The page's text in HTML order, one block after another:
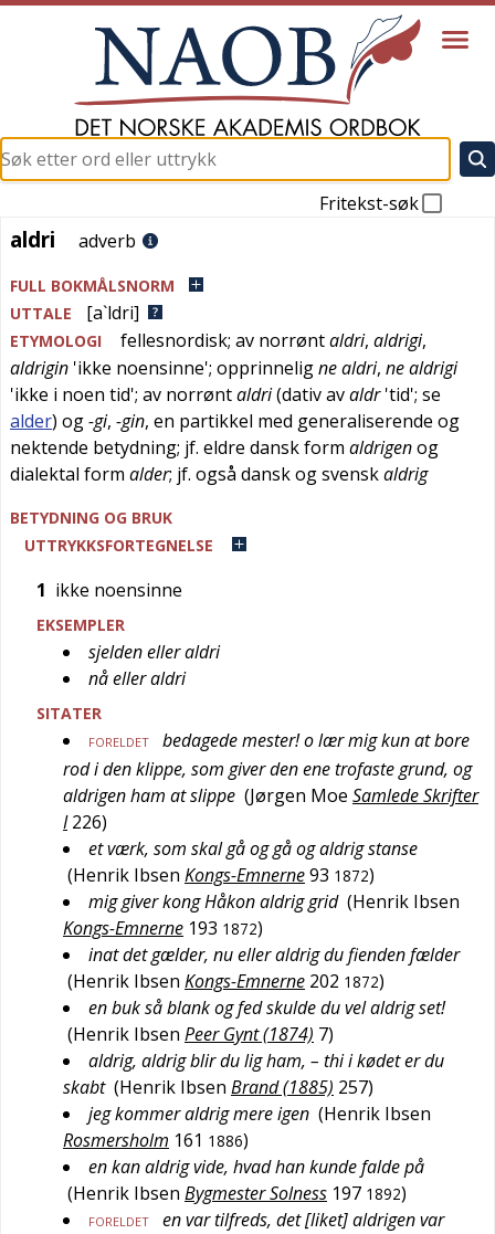
Fritekst-søk
aldri
aldri adverb
FULL BOKMÅLSNORM
UTTALE
[a`ldri]
ETYMOLOGI fellesnordisk; av norrøntaldri, aldrigi,
aldrigin 'ikke noensinne'; opprinneligne aldri, ne aldrigi
'ikke i noen tid'; av norrøntaldri(dativ avaldr'tid'; se
alder) og-gi, -gin, en partikkel med generaliserende og
nektende betydning; jf. eldre danskform aldrigenog
dialektal form alder; jf. også danskogsvenskaldrig
BETYDNING OG BRUK
UTTRYKKSFORTEGNELSE
1 ikke noensinne
EKSEMPLER
sjelden eller aldri
nå eller aldri
SITATER
FORELDET
bedagede mester! o lær mig kun at bore
rod i den klippe, som giver den ene trofaste grund, og
aldrigen ham at slippe (Jørgen Moe Samlede Skrifter
I 226)
et værk, som skal gå og gå og aldrig stanse
(Henrik Ibsen Kongs-Emnerne93 1872)
mig giver kong Håkon aldrig grid (Henrik Ibsen
Kongs-Emnerne 193 1872)
inat det gælder, nu eller aldrig du fienden fælder
(Henrik Ibsen Kongs-Emnerne 202 1872)
en buk så blank og fed skulde du vel aldrig set!
(Henrik Ibsen Peer Gynt (1874) 7)
aldrig, aldrig blir du lig ham, – thi i kødet er du
skabt (Henrik Ibsen Brand (1885) 257)
jeg kommer aldrig mere igen (Henrik Ibsen
Rosmersholm 161 1886)
en kan aldrig vide, hvad han kunde falde på
(Henrik Ibsen Bygmester Solness 197 1892)
FORELDET
en var tilfreds, det [liket] aldrigen var